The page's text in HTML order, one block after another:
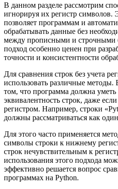
В данном разделе рассмотрим
игнорируя их регистр символов.
позволяет программам и
обрабатывать данные без
между прописными и строчными
подход особенно ценен при
точности и консистентности
Для сравнения строк без учета
использовать различные методы.
том, что программа должна уметь
эквивалентность строк, даже
регистром. Например, строки
должны рассматриваться как
Для этого часто применяется
символы строки к нижнему
строк нечувствительным к
использования этого подхода
эффективно решается вопрос
программах на Python.